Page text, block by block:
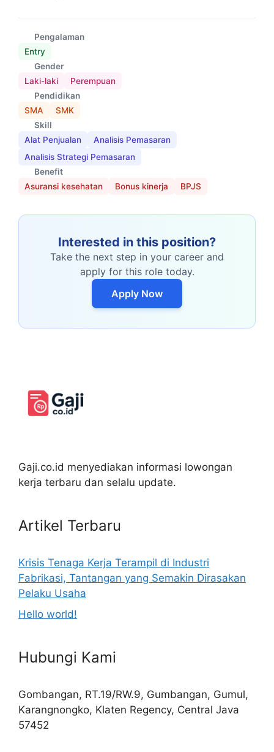
Pengalaman
Entry
Gender
Laki-laki
Perempuan
Pendidikan
SMA
SMK
Skill
Alat Penjualan
Analisis Pemasaran
Analisis Strategi Pemasaran
Benefit
Asuransi kesehatan
Bonus kinerja BPJS
Interested in this position?
Take the next step in your career and
apply for this role today.
Apply Now
Gaji.co.id menyediakan informasi lowongan
kerja terbaru dan selalu update.
Artikel Terbaru
Krisis Tenaga Kerja Terampil di Industri
Fabrikasi, Tantangan yang Semakin Dirasakan
Pelaku Usaha
Hello world!
Hubungi Kami
Gombangan, RT.19/RW.9, Gumbangan, Gumul,
Karangnongko, Klaten Regency, Central Java
57452